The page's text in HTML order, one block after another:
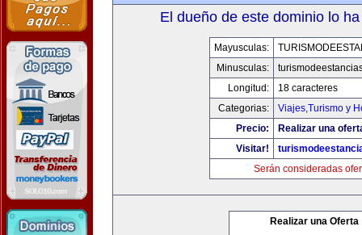
El dueño de este dominio lo
Mayusculas:
Minusculas:
Longitud:
18 caracteres
Categorias:
Viajes,Turismo y
Precio:
Realizar una
Visitar!
Serán consideradas
Realizar una Oferta